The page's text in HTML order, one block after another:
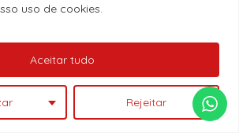
uso de cookies.
Rejeitar
Aceitar tudo
Ver Catálogo